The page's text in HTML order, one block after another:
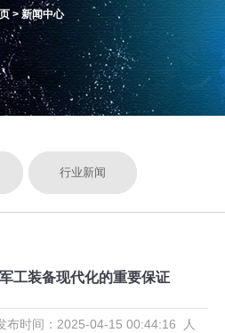
>新闻中心
行业新闻
工装备现代化的重要保证
时间：2025-04-15 00:44:16 人